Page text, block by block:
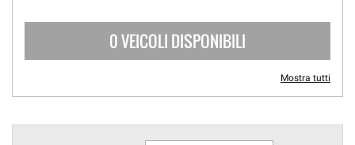
0 VEICOLI DISPONIBILI
Mostra tutti